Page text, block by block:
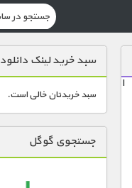
ا
سبد خرید لینک دانلود
سبد خریدتان خالی است.
جستجوی گوگل